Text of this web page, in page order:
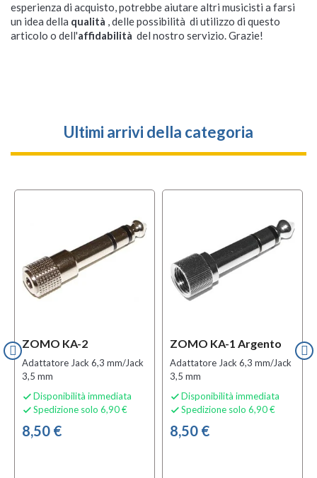
esperienza di acquisto, potrebbe aiutare altri musicisti a farsi
un idea della qualità , delle possibilità di utilizzo di questo
articolo o dell'affidabilità del nostro servizio. Grazie!
Ultimi arrivi della categoria
ZOMO KA-2
Adattatore Jack 6,3 mm/Jack
3,5 mm
 Disponibilità immediata
 Spedizione solo 6,90 €
8,50 €
ZOMO KA-1 Argento
Adattatore Jack 6,3 mm/Jack
3,5 mm
 Disponibilità immediata
 Spedizione solo 6,90 €
8,50 €